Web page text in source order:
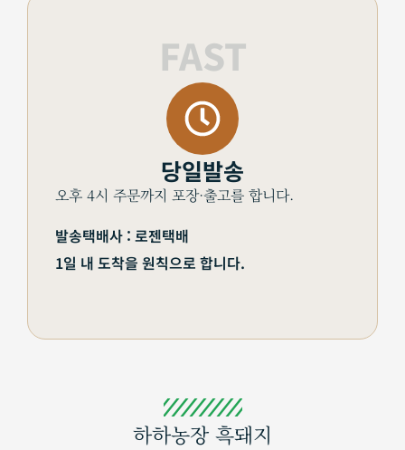
FAST
당일발송
오후 4시 주문까지 포장·출고를 합니다.
발송택배사 : 로젠택배
1일 내 도착을 원칙으로 합니다.
하하농장 흑돼지